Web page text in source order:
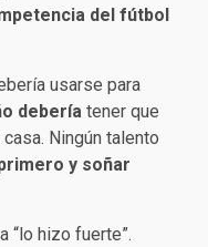
del fútbol
usarse para
debería tener que
Ningún talento
y soñar
“lo hizo fuerte”.